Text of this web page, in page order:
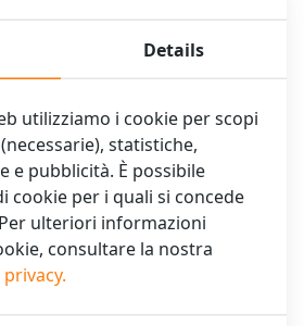
XO Hotels Blue Tower
Details
utilizziamo i cookie per scopi
statistiche,
e pubblicità. È possibile
cookie per i quali si concede
ulteriori informazioni
consultare la nostra